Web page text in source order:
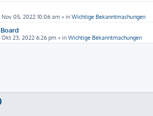
Nov 05, 2022 10:06 am » in Wichtige Bekanntmachungen
Okt 23, 2022 6:26 pm » in Wichtige Bekanntmachungen